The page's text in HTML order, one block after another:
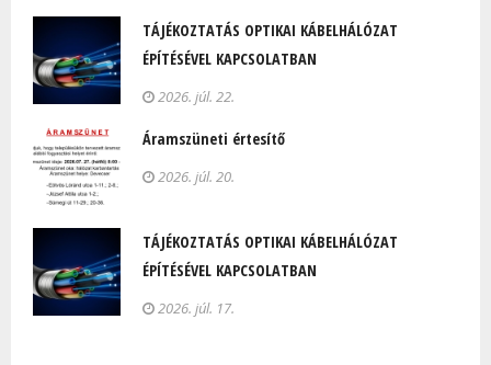
TÁJÉKOZTATÁS OPTIKAI KÁBELHÁLÓZAT
ÉPÍTÉSÉVEL KAPCSOLATBAN
2026. júl. 22.
Áramszüneti értesítő
2026. júl. 20.
TÁJÉKOZTATÁS OPTIKAI KÁBELHÁLÓZAT
ÉPÍTÉSÉVEL KAPCSOLATBAN
2026. júl. 17.